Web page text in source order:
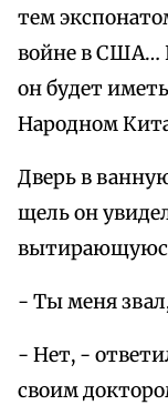
тем
войне в США…
он будет
Народном
Дверь в
щель он
- Ты меня
- Нет, -
своим